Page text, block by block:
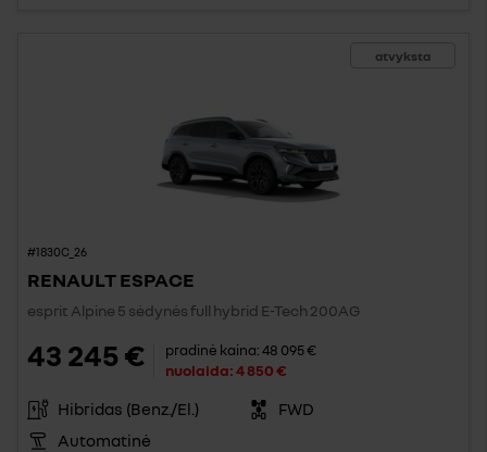
atvyksta
#1830C_26
RENAULT ESPACE
esprit Alpine 5 sėdynės full hybrid E-Tech 200AG
43 245 € pradinė kaina:48 095 €
nuolaida:4 850 €
Hibridas (Benz./El.)
FWD
Automatinė